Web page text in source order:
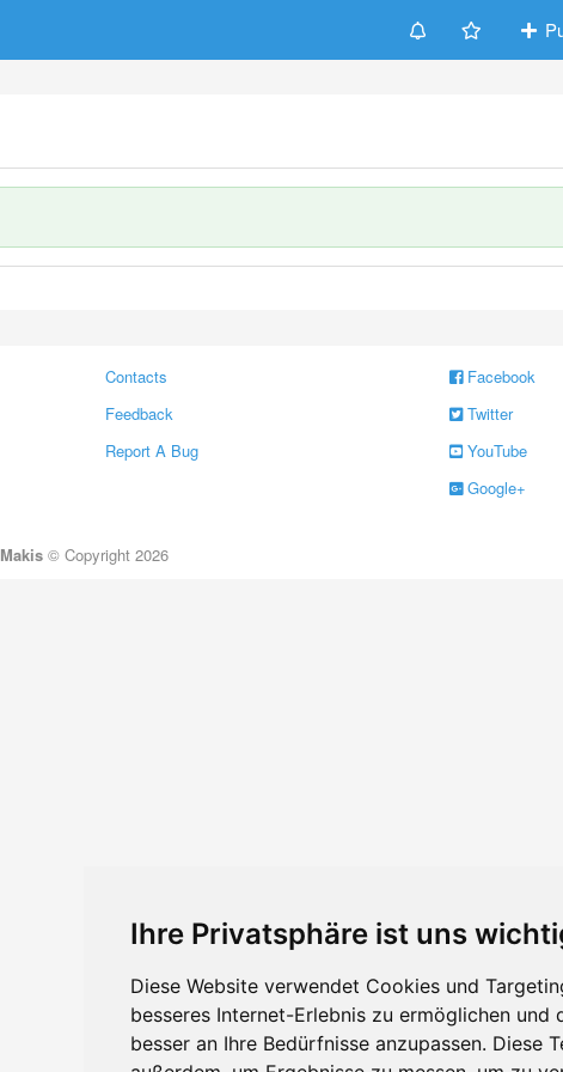
Ihre Privatsphäre ist uns
Diese Website verwendet Cookies und
besseres Internet-Erlebnis zu ermöglichen und
besser an Ihre Bedürfnisse anzupassen. Diese
Contacts
Feedback
Report A Bug
Facebook
Twitter
YouTube
Google+
Makis© Copyright 2026